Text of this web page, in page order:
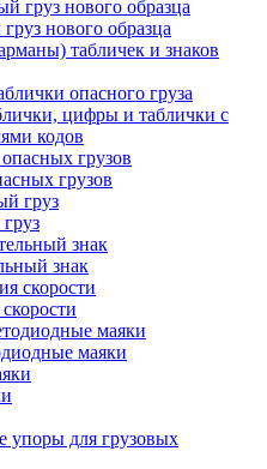
нового образца
табличек и знаков
опасного груза
цифры и таблички с
кодов
грузов
знак
маяки